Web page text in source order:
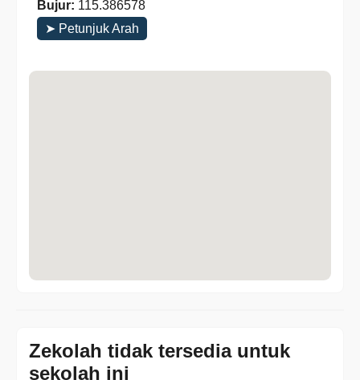
Bujur: 115.386578
➤ Petunjuk Arah
Zekolah tidak tersedia untuk
sekolah ini